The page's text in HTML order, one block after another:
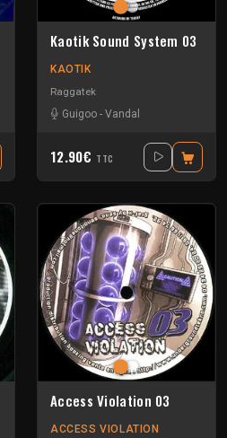
Kaotik Sound System 03
KAOTIK
Raggatek
Guigoo - Vandal
12.90€ TTC
Access Violation 03
ACCESS VIOLATION